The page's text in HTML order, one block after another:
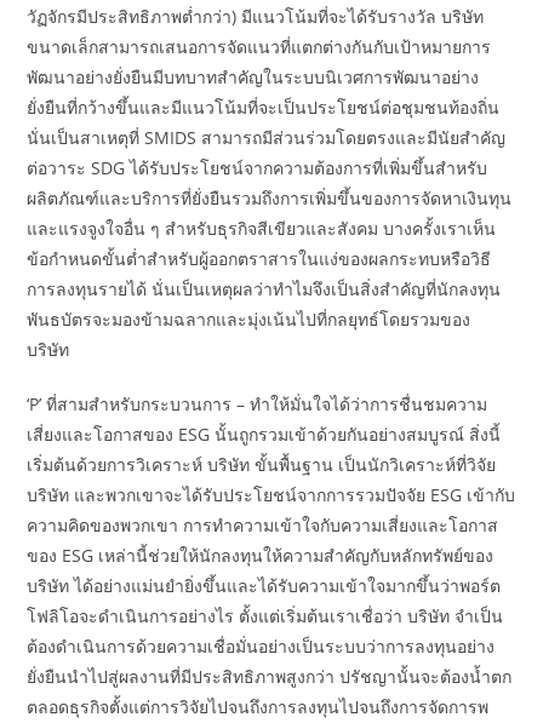
วัฏจักรมีประสิทธิภาพต่ำกว่า) มีแนวโน้มที่จะได้รับรางวัล บริษัท
ขนาดเล็กสามารถเสนอการจัดแนวที่แตกต่างกันกับเป้าหมายการ
พัฒนาอย่างยั่งยืนมีบทบาทสำคัญในระบบนิเวศการพัฒนาอย่าง
ยั่งยืนที่กว้างขึ้นและมีแนวโน้มที่จะเป็นประโยชน์ต่อชุมชนท้องถิ่น
นั่นเป็นสาเหตุที่ SMIDS สามารถมีส่วนร่วมโดยตรงและมีนัยสำคัญ
ต่อวาระ SDG ได้รับประโยชน์จากความต้องการที่เพิ่มขึ้นสำหรับ
ผลิตภัณฑ์และบริการที่ยั่งยืนรวมถึงการเพิ่มขึ้นของการจัดหาเงินทุน
และแรงจูงใจอื่น ๆ สำหรับธุรกิจสีเขียวและสังคม บางครั้งเราเห็น
ข้อกำหนดขั้นต่ำสำหรับผู้ออกตราสารในแง่ของผลกระทบหรือวิธี
การลงทุนรายได้ นั่นเป็นเหตุผลว่าทำไมจึงเป็นสิ่งสำคัญที่นักลงทุน
พันธบัตรจะมองข้ามฉลากและมุ่งเน้นไปที่กลยุทธ์โดยรวมของ
บริษัท
‘P’ ที่สามสำหรับกระบวนการ – ทำให้มั่นใจได้ว่าการชื่นชมความ
เสี่ยงและโอกาสของ ESG นั้นถูกรวมเข้าด้วยกันอย่างสมบูรณ์ สิ่งนี้
เริ่มต้นด้วยการวิเคราะห์ บริษัท ขั้นพื้นฐาน เป็นนักวิเคราะห์ที่วิจัย
บริษัท และพวกเขาจะได้รับประโยชน์จากการรวมปัจจัย ESG เข้ากับ
ความคิดของพวกเขา การทำความเข้าใจกับความเสี่ยงและโอกาส
ของ ESG เหล่านี้ช่วยให้นักลงทุนให้ความสำคัญกับหลักทรัพย์ของ
บริษัท ได้อย่างแม่นยำยิ่งขึ้นและได้รับความเข้าใจมากขึ้นว่าพอร์ต
โฟลิโอจะดำเนินการอย่างไร ตั้งแต่เริ่มต้นเราเชื่อว่า บริษัท จำเป็น
ต้องดำเนินการด้วยความเชื่อมั่นอย่างเป็นระบบว่าการลงทุนอย่าง
ยั่งยืนนำไปสู่ผลงานที่มีประสิทธิภาพสูงกว่า ปรัชญานั้นจะต้องน้ำตก
ตลอดธุรกิจตั้งแต่การวิจัยไปจนถึงการลงทุนไปจนถึงการจัดการพ